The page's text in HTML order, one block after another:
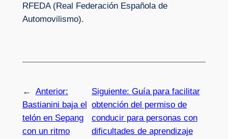
RFEDA (Real Federación Española de
Automovilismo).
←
Anterior:
Bastianini baja el
telón en Sepang
con un ritmo
Siguiente: Guía para facilitar
obtención del permiso de
conducir para personas con
dificultades de aprendizaje